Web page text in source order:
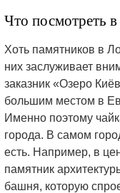
Что посмотреть
Хоть памятников в
них заслуживает
заказник «Озеро
большим местом в
Именно поэтому
города. В самом
есть. Например, в
памятник
башня, которую